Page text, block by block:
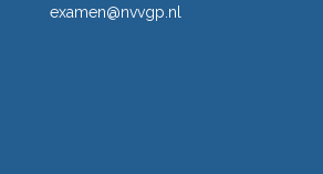
examen@nvvgp.nl